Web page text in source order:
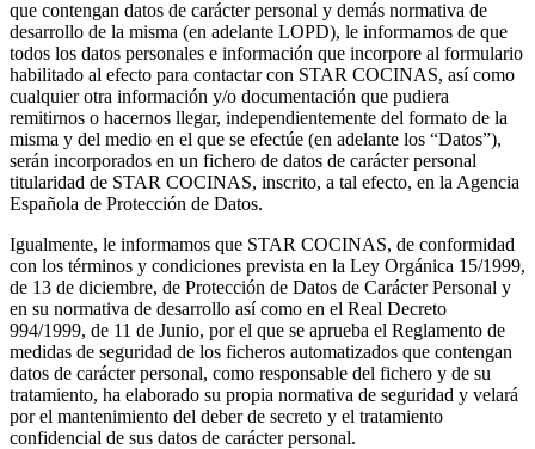
que contengan datos de carácter personal y demás normativa de
desarrollo de la misma (en adelante LOPD), le informamos de que
todos los datos personales e información que incorpore al formulario
habilitado al efecto para contactar con STAR COCINAS, así como
cualquier otra información y/o documentación que pudiera
remitirnos o hacernos llegar, independientemente del formato de la
misma y del medio en el que se efectúe (en adelante los “Datos”),
serán incorporados en un fichero de datos de carácter personal
titularidad de STAR COCINAS, inscrito, a tal efecto, en la Agencia
Española de Protección de Datos.
Igualmente, le informamos que STAR COCINAS, de conformidad
con los términos y condiciones prevista en la Ley Orgánica 15/1999,
de 13 de diciembre, de Protección de Datos de Carácter Personal y
en su normativa de desarrollo así como en el Real Decreto
994/1999, de 11 de Junio, por el que se aprueba el Reglamento de
medidas de seguridad de los ficheros automatizados que contengan
datos de carácter personal, como responsable del fichero y de su
tratamiento, ha elaborado su propia normativa de seguridad y velará
por el mantenimiento del deber de secreto y el tratamiento
confidencial de sus datos de carácter personal.